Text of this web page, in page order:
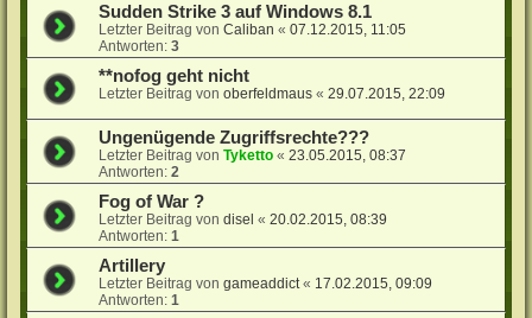
Sudden Strike 3 auf Windows 8.1
Letzter Beitrag vonCaliban «07.12.2015, 11:05
Antworten:3
**nofog geht nicht
Letzter Beitrag vonoberfeldmaus «29.07.2015, 22:09
Ungenügende Zugriffsrechte???
Letzter Beitrag vonTyketto «23.05.2015, 08:37
Antworten:2
Fog of War ?
Letzter Beitrag vondisel «20.02.2015, 08:39
Antworten:1
Artillery
Letzter Beitrag vongameaddict « 17.02.2015, 09:09
Antworten:1